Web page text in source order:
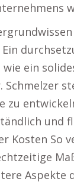
ein
Schmelzer
zu
und
Kosten So
Aspekte